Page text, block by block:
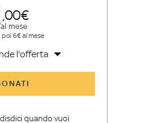
00
al mese
poi 6€ al mese
l'offerta
quando vuoi